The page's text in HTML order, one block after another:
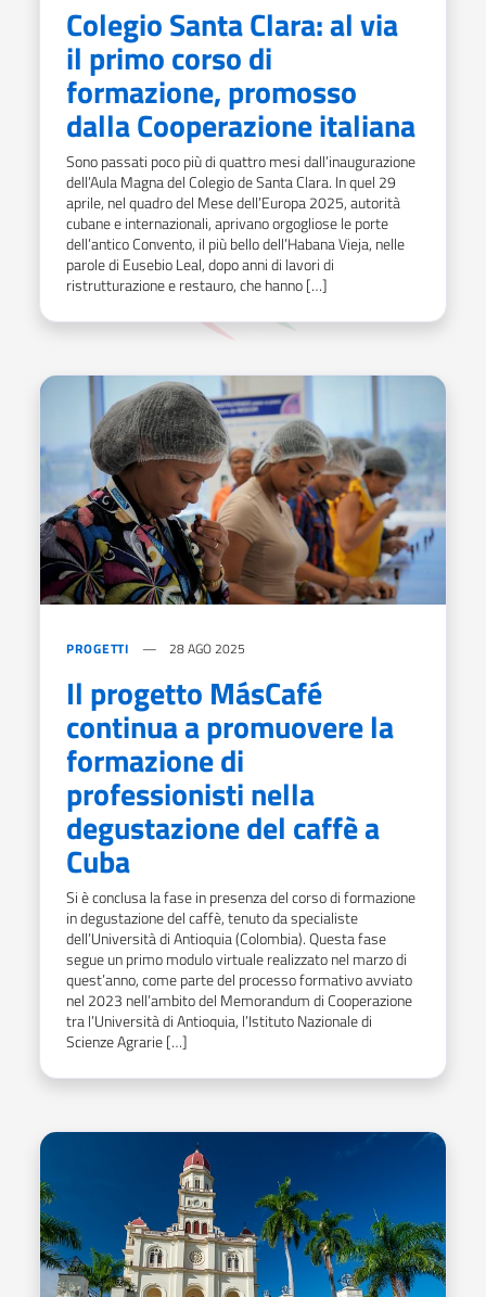
Colegio Santa Clara: al via
il primo corso di
formazione, promosso
dalla Cooperazione italiana
Sono passati poco più di quattro mesi dall’inaugurazione
dell’Aula Magna del Colegio de Santa Clara. In quel 29
aprile, nel quadro del Mese dell’Europa 2025, autorità
cubane e internazionali, aprivano orgogliose le porte
dell’antico Convento, il più bello dell’Habana Vieja, nelle
parole di Eusebio Leal, dopo anni di lavori di
ristrutturazione e restauro, che hanno […]
PROGETTI 28 AGO 2025
Il progetto MásCafé
continua a promuovere la
formazione di
professionisti nella
degustazione del caffè a
Cuba
Si è conclusa la fase in presenza del corso di formazione
in degustazione del caffè, tenuto da specialiste
dell’Università di Antioquia (Colombia). Questa fase
segue un primo modulo virtuale realizzato nel marzo di
quest’anno, come parte del processo formativo avviato
nel 2023 nell’ambito del Memorandum di Cooperazione
tra l’Università di Antioquia, l’Istituto Nazionale di
Scienze Agrarie […]